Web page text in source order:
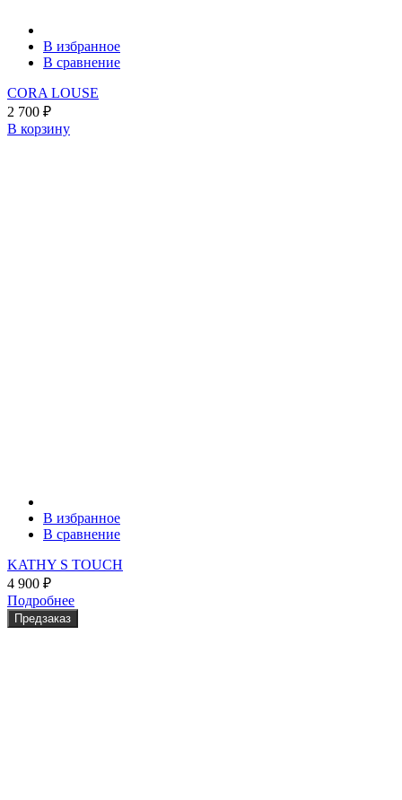
В избранное
В сравнение
CORA LOUSE
2 700 ₽
В корзину
В избранное
В сравнение
KATHY S TOUCH
4 900 ₽
Подробнее
Предзаказ